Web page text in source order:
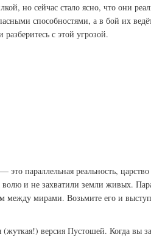
но сейчас стало ясно, что они
способностями, а в бой их
с этой угрозой.
параллельная реальность,
и не захватили земли живых.
мирами. Возьмите его и
версия Пустошей. Когда вы